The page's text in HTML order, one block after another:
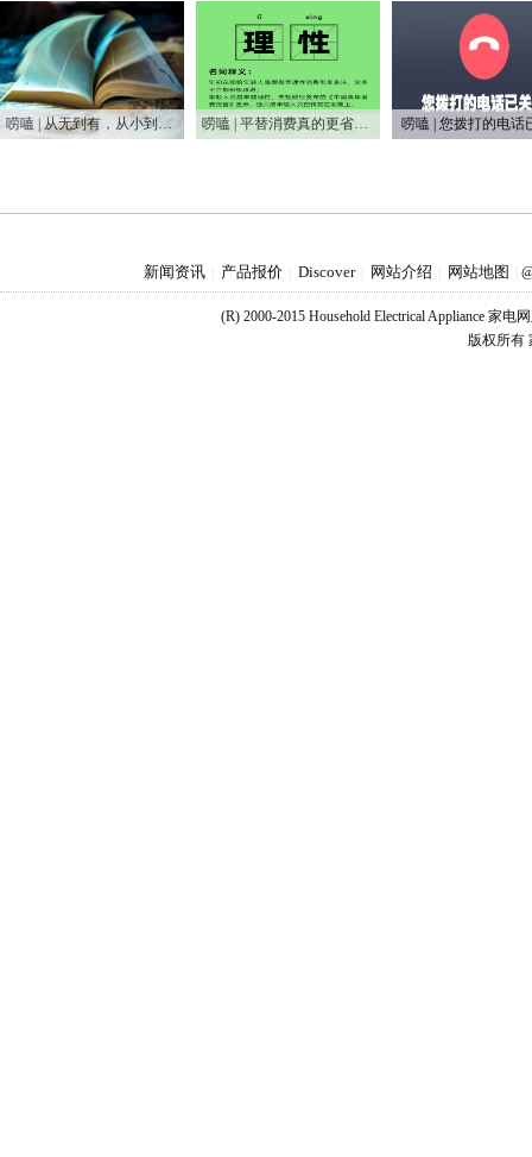
唠嗑 | 从无到有，从小到大，75年家电之变 唠嗑 | 平替消费真的更省钱吗？ 唠嗑 | 您拨打的电话
新闻资讯 产品报价 Discover 网站介绍 网站地图
(R) 2000-2015 Household Electrical Appliance 家电
版权所有